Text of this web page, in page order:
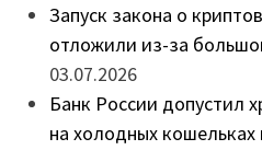
Запуск закона о
отложили из-за
03.07.2026
Банк России допустил
на холодных кошельках